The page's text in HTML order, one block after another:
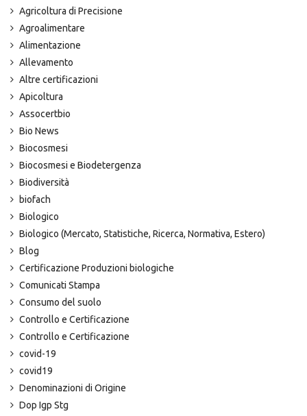
Agricoltura di Precisione
Agroalimentare
Alimentazione
Allevamento
Altre certificazioni
Apicoltura
Assocertbio
Bio News
Biocosmesi
Biocosmesi e Biodetergenza
Biodiversità
biofach
Biologico
Biologico (Mercato, Statistiche, Ricerca, Normativa, Estero)
Blog
Certificazione Produzioni biologiche
Comunicati Stampa
Consumo del suolo
Controllo e Certificazione
Controllo e Certificazione
covid-19
covid19
Denominazioni di Origine
Dop Igp Stg